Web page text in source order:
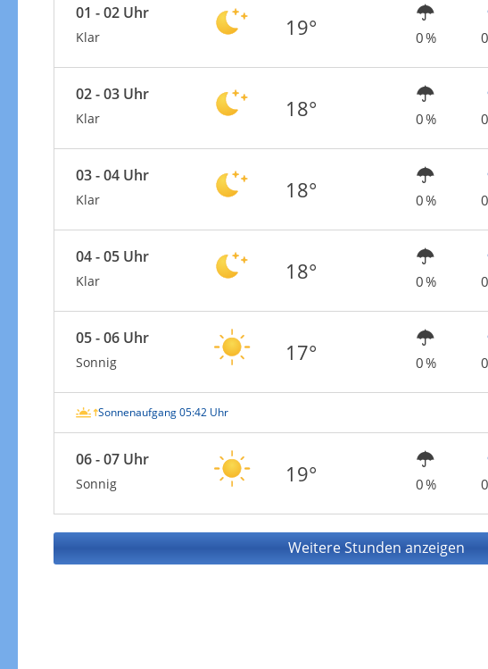
01 - 02 Uhr
Klar 19° 0 %
02 - 03 Uhr
Klar 18° 0 %
03 - 04 Uhr
Klar 18° 0 %
04 - 05 Uhr
Klar 18° 0 %
05 - 06 Uhr
Sonnig 17° 0 %
Sonnenaufgang 05:42 Uhr
06 - 07 Uhr
Sonnig 19° 0 %
Weitere Stunden anzeigen